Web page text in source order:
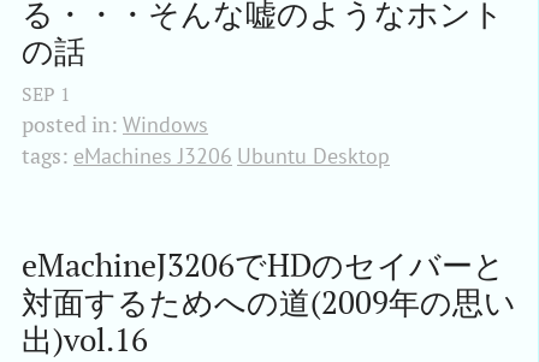
る・・・そんな嘘のようなホント
の話
SEP 1
posted in: Windows
tags: eMachines J3206 Ubuntu Desktop
eMachineJ3206でHDのセイバーと
対面するためへの道(2009年の思い
出)vol.16